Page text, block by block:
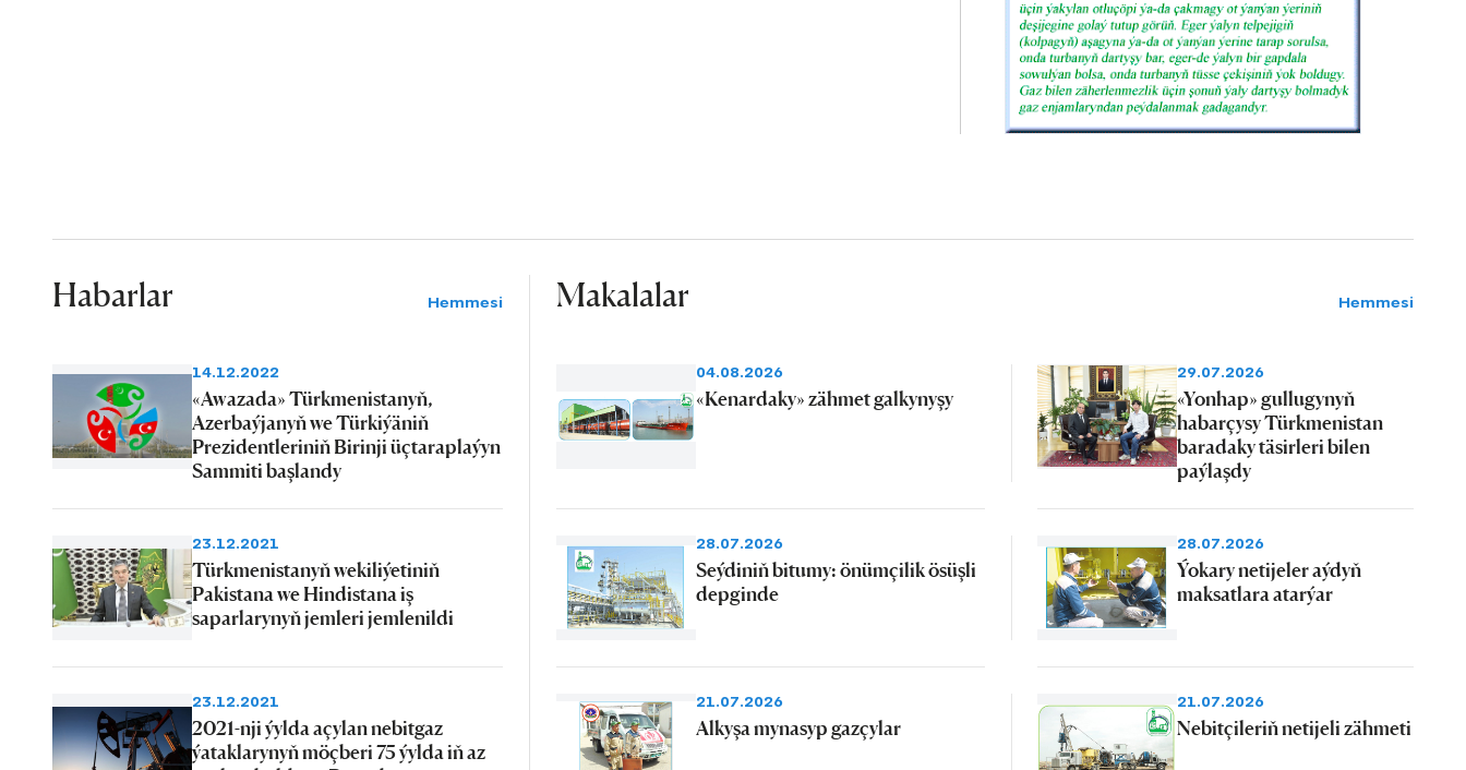
Habarlar Hemmesi
14.12.2022
«Awazada» Türkmenistanyň,
Azerbaýjanyň we Türkiýäniň
Prezidentleriniň Birinji üçtaraplaýyn
Sammiti başlandy
23.12.2021
Türkmenistanyň wekiliýetiniň
Pakistana we Hindistana iş
saparlarynyň jemleri jemlenildi
23.12.2021
2021-nji ýylda açylan nebitgaz
ýataklarynyň möçberi 75 ýylda iň az
Makalalar Hemmesi
04.08.2026
«Kenardaky» zähmet galkynyşy
29.07.2026
«Yonhap» gullugynyň
habarçysy Türkmenistan
baradaky täsirleri bilen
paýlaşdy
28.07.2026
Seýdiniň bitumy: önümçilik ösüşli
depginde
28.07.2026
Ýokary netijeler aýdyň
maksatlara atarýar
21.07.2026
Alkyşa mynasyp gazçylar
21.07.2026
Nebitçileriň netijeli zähmeti